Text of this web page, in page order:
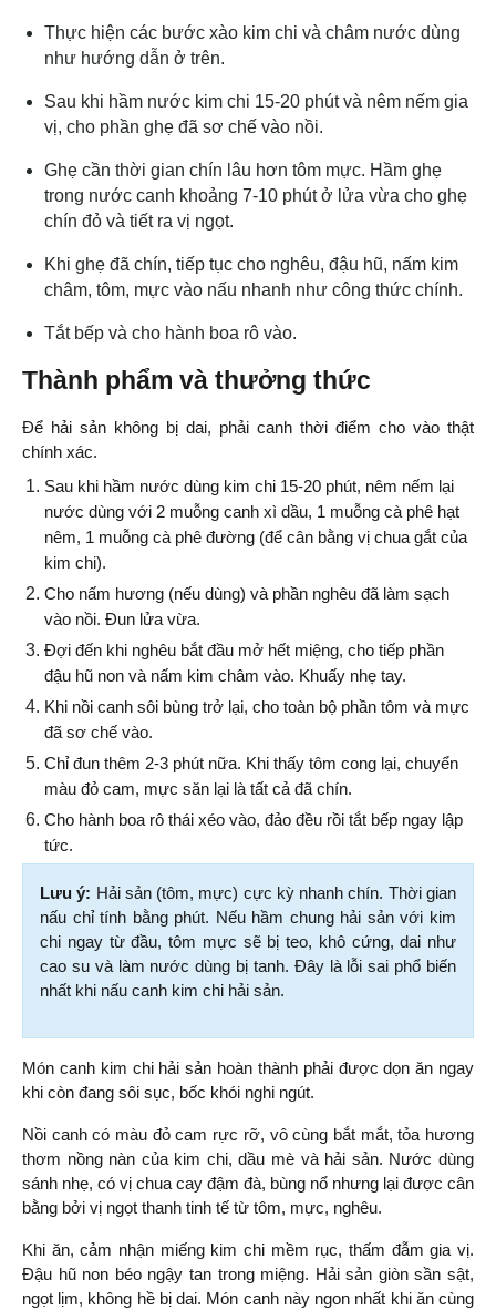
Thực hiện các bước xào kim chi và châm nước dùng
như hướng dẫn ở trên.
Sau khi hầm nước kim chi 15-20 phút và nêm nếm gia
vị, cho phần ghẹ đã sơ chế vào nồi.
Ghẹ cần thời gian chín lâu hơn tôm mực. Hầm ghẹ
trong nước canh khoảng 7-10 phút ở lửa vừa cho ghẹ
chín đỏ và tiết ra vị ngọt.
Khi ghẹ đã chín, tiếp tục cho nghêu, đậu hũ, nấm kim
châm, tôm, mực vào nấu nhanh như công thức chính.
Tắt bếp và cho hành boa rô vào.
Thành phẩm và thưởng thức
Để hải sản không bị dai, phải canh thời điểm cho vào thật
chính xác.
Sau khi hầm nước dùng kim chi 15-20 phút, nêm nếm lại
nước dùng với 2 muỗng canh xì dầu, 1 muỗng cà phê hạt
nêm, 1 muỗng cà phê đường (để cân bằng vị chua gắt của
kim chi).
Cho nấm hương (nếu dùng) và phần nghêu đã làm sạch
vào nồi. Đun lửa vừa.
Đợi đến khi nghêu bắt đầu mở hết miệng, cho tiếp phần
đậu hũ non và nấm kim châm vào. Khuấy nhẹ tay.
Khi nồi canh sôi bùng trở lại, cho toàn bộ phần tôm và mực
đã sơ chế vào.
Chỉ đun thêm 2-3 phút nữa. Khi thấy tôm cong lại, chuyển
màu đỏ cam, mực săn lại là tất cả đã chín.
Cho hành boa rô thái xéo vào, đảo đều rồi tắt bếp ngay lập
tức.
Lưu ý: Hải sản (tôm, mực) cực kỳ nhanh chín. Thời gian
nấu chỉ tính bằng phút. Nếu hầm chung hải sản với kim
chi ngay từ đầu, tôm mực sẽ bị teo, khô cứng, dai như
cao su và làm nước dùng bị tanh. Đây là lỗi sai phổ biến
nhất khi nấu canh kim chi hải sản.
Món canh kim chi hải sản hoàn thành phải được dọn ăn ngay
khi còn đang sôi sục, bốc khói nghi ngút.
Nồi canh có màu đỏ cam rực rỡ, vô cùng bắt mắt, tỏa hương
thơm nồng nàn của kim chi, dầu mè và hải sản. Nước dùng
sánh nhẹ, có vị chua cay đậm đà, bùng nổ nhưng lại được cân
bằng bởi vị ngọt thanh tinh tế từ tôm, mực, nghêu.
Khi ăn, cảm nhận miếng kim chi mềm rục, thấm đẫm gia vị.
Đậu hũ non béo ngậy tan trong miệng. Hải sản giòn sần sật,
ngọt lịm, không hề bị dai. Món canh này ngon nhất khi ăn cùng